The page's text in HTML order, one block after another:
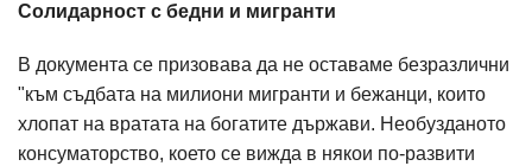
Солидарност с бедни и мигранти
В документа се призовава да не оставаме безразлични
"към съдбата на милиони мигранти и бежанци, които
хлопат на вратата на богатите държави. Необузданото
консуматорство, което се вижда в някои по-развити